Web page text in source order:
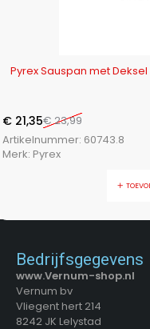
Pyrex Sauspan met
€23,99
€ 21,35
Artikelnummer: 60743.8
Merk: Pyrex
Bedrijfsgegevens
www.Vernum-shop.nl
Vernum bv
Vliegent hert 214
8242 JK Lelystad